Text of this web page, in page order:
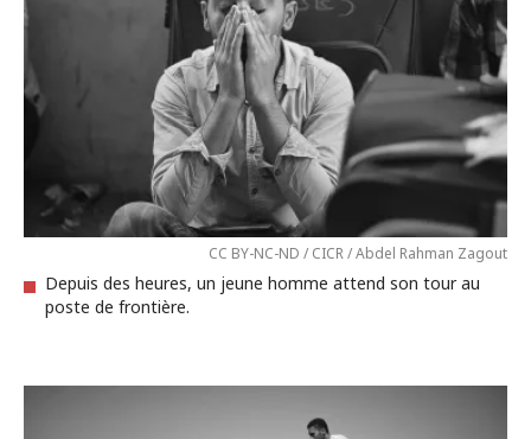
CC BY-NC-ND / CICR / Abdel Rahman Zagout
Depuis des heures, un jeune homme attend son tour au
poste de frontière.